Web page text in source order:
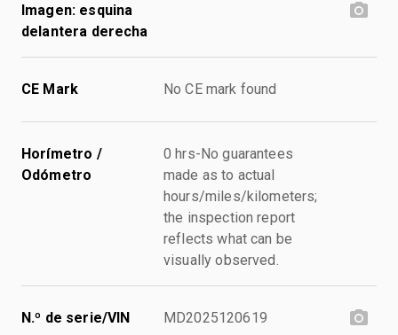
Imagen: esquina
delantera derecha
CE Mark No CE mark found
Horímetro /
Odómetro
0 hrs-No guarantees
made as to actual
hours/miles/kilometers;
the inspection report
reflects what can be
visually observed.
N.º de serie/VIN MD2025120619